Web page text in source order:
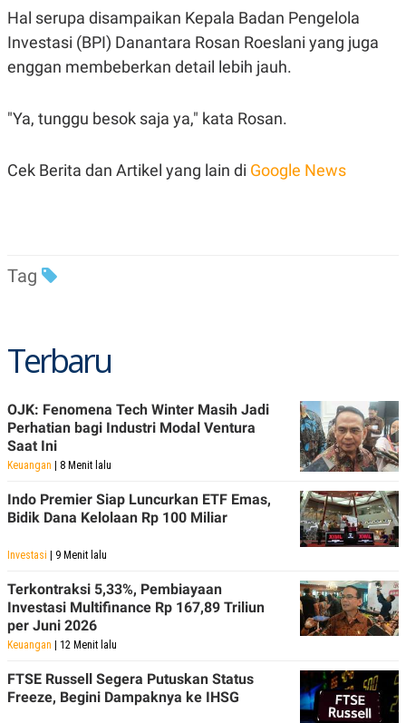
I
G
K
E
D
.
SITEMAP
SIBER
PRIVACY
Hal serupa disampaikan Kepala Badan Pengelola
Investasi (BPI) Danantara Rosan Roeslani yang juga
enggan membeberkan detail lebih jauh.
"Ya, tunggu besok saja ya," kata Rosan.
Cek Berita dan Artikel yang lain di Google News
Tag
Terbaru
OJK: Fenomena Tech Winter Masih Jadi
Perhatian bagi Industri Modal Ventura
Saat Ini
Keuangan | 8 Menit lalu
Indo Premier Siap Luncurkan ETF Emas,
Bidik Dana Kelolaan Rp 100 Miliar
Investasi | 9 Menit lalu
Terkontraksi 5,33%, Pembiayaan
Investasi Multifinance Rp 167,89 Triliun
per Juni 2026
Keuangan | 12 Menit lalu
FTSE Russell Segera Putuskan Status
Freeze, Begini Dampaknya ke IHSG